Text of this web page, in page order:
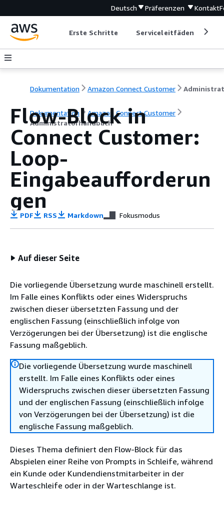
Deutsch Präferenzen Kontakt
Erste Schritte Serviceleitfäden
Dokumentation Amazon Connect Customer
Dokumentation
Amazon Connect Customer
Administratorhandbuch
Flow-Block in
Connect Customer:
Loop-
Eingabeaufforderun
gen
PDF RSS Markdown Fokusmodus
Auf dieser Seite
Die vorliegende Übersetzung wurde maschinell erstellt.
Im Falle eines Konflikts oder eines Widerspruchs
zwischen dieser übersetzten Fassung und der
englischen Fassung (einschließlich infolge von
Verzögerungen bei der Übersetzung) ist die englische
Fassung maßgeblich.
Die vorliegende Übersetzung wurde maschinell
erstellt. Im Falle eines Konflikts oder eines
Widerspruchs zwischen dieser übersetzten Fassung
und der englischen Fassung (einschließlich infolge
von Verzögerungen bei der Übersetzung) ist die
englische Fassung maßgeblich.
Dieses Thema definiert den Flow-Block für das
Abspielen einer Reihe von Prompts in Schleife, während
ein Kunde oder Kundendienstmitarbeiter in der
Warteschleife oder in der Warteschlange ist.